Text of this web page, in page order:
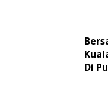
Di